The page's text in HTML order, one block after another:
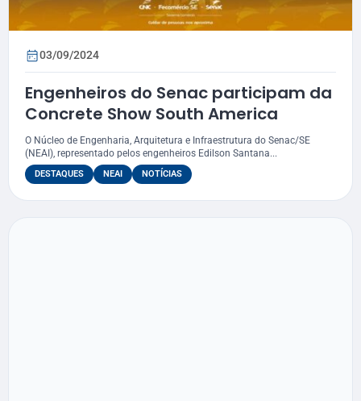
03/09/2024
Engenheiros do Senac participam da
Concrete Show South America
O Núcleo de Engenharia, Arquitetura e Infraestrutura do Senac/SE
(NEAI), representado pelos engenheiros Edilson Santana...
DESTAQUES NEAI NOTÍCIAS